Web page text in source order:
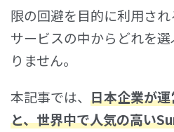
限の回避を目的に利用さ
サービスの中からどれを
りません。
本記事では、 日本企業が
と、世界中で人気の高い